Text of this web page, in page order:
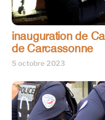
inauguration de
de Carcassonne
5 octobre 2023